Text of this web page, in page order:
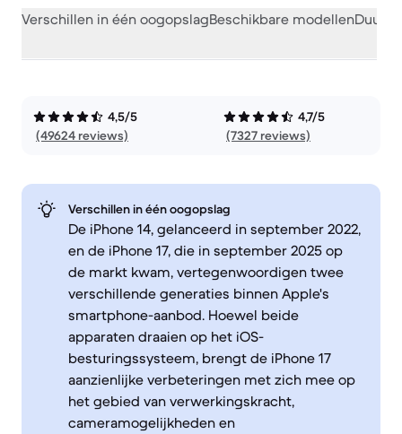
Verschillen in één oogopslagBeschikbare modellen
4,5/5
(49624 reviews)
4,7/5
(7327 reviews)
Verschillen in één oogopslag
De iPhone 14, gelanceerd in september 2022,
en de iPhone 17, die in september 2025 op
de markt kwam, vertegenwoordigen twee
verschillende generaties binnen Apple's
smartphone-aanbod. Hoewel beide
apparaten draaien op het iOS-
besturingssysteem, brengt de iPhone 17
aanzienlijke verbeteringen met zich mee op
het gebied van verwerkingskracht,
cameramogelijkheden en